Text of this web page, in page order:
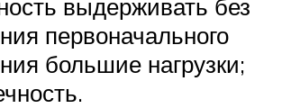
выдерживать без
первоначального
большие нагрузки;